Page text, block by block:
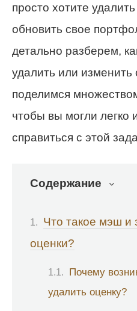
просто хотите
обновить свое
детально разберем,
удалить или
поделимся
чтобы вы могли легко
справиться с этой
Содержание
Что такое мэш и
оценки?
Почему
удалить оценку?